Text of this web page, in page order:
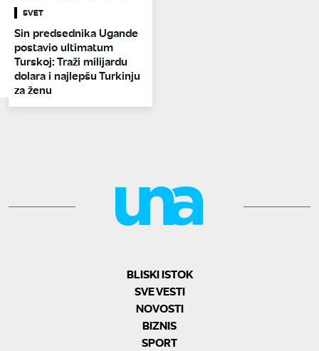
SVET
Sin predsednika Ugande
postavio ultimatum
Turskoj: Traži milijardu
dolara i najlepšu Turkinju
za ženu
BLISKI ISTOK
SVE VESTI
NOVOSTI
BIZNIS
SPORT